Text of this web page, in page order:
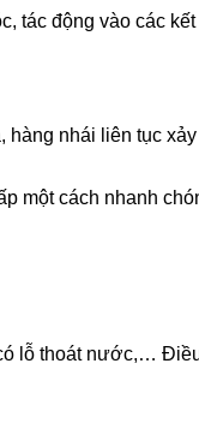
động vào các
nhái liên tục
một cách nhanh
lỗ thoát nước,…